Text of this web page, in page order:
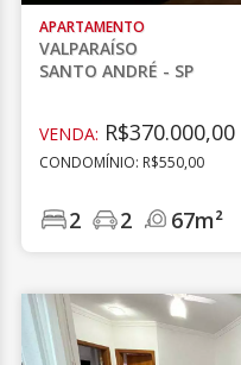
APARTAMENTO
VALPARAÍSO
SANTO ANDRÉ - SP
VENDA: R$370.000,00
CONDOMÍNIO: R$550,00
2 2 67m²